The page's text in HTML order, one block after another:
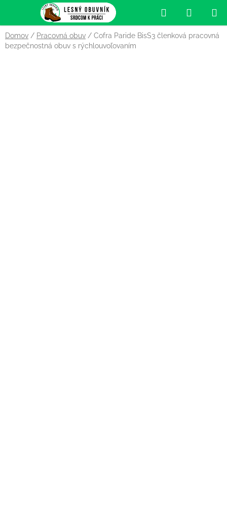
obsah
Hľadať
KOŠÍK
Domov / Pracovná obuv / Cofra Paride BisS3 členková pracovná
bezpečnostná obuv s rýchlouvoľovaním